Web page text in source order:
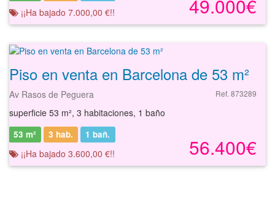
49.000€
¡¡Ha bajado 7.000,00 €!!
Piso en venta en Barcelona de 53 m²
Av Rasos de Peguera Ref. 873289
superficie 53 m², 3 habitaciones, 1 baño
56.400€
53 m² 3 hab. 1 bañ.
¡¡Ha bajado 3.600,00 €!!